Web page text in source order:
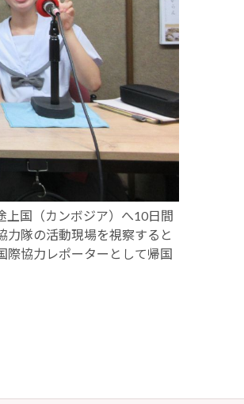
上国（カンボジア）へ10日間
力隊の活動現場を視察すると
際協力レポーターとして帰国